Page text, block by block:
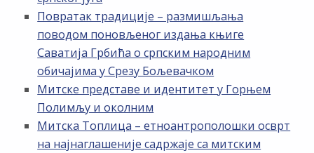
Повратак традиције – размишљања
поводом поновљеног издања књиге
Саватија Грбића о српским народним
обичајима у Срезу Бољевачком
Митске представе и идентитет у Горњем
Полимљу и околним
Митска Топлица – етноантрополошки осврт
на најнаглашеније садржаје са митским